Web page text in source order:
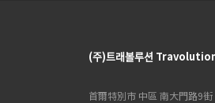
(주)트래볼루션
首爾特別市 中區 南大門路9